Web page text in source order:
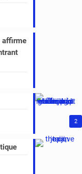
affirme
2